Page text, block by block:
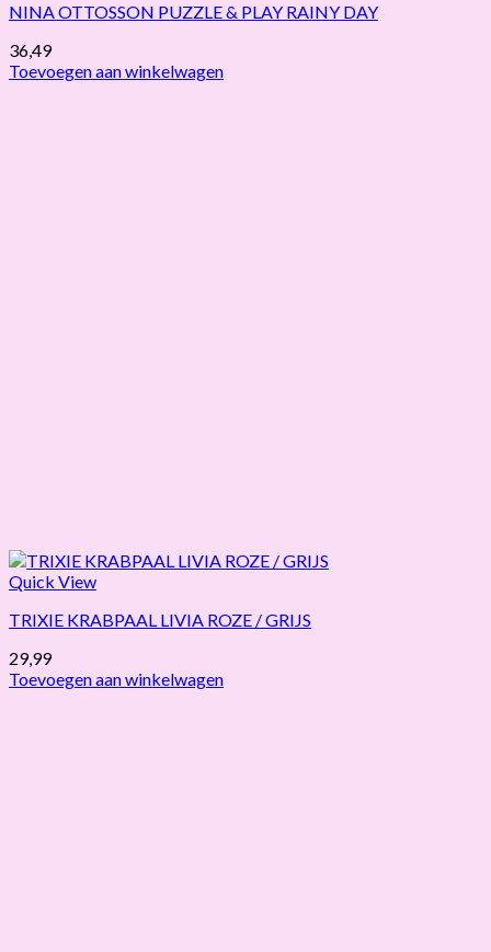
NINA OTTOSSON PUZZLE & PLAY RAINY DAY
36,49
Toevoegen aan winkelwagen
Quick View
TRIXIE KRABPAAL LIVIA ROZE / GRIJS
29,99
Toevoegen aan winkelwagen